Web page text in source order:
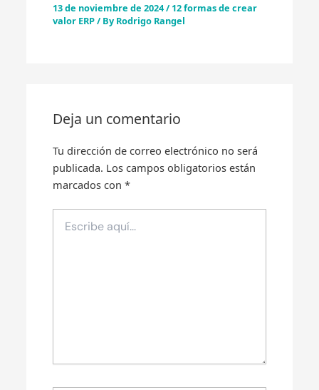
13 de noviembre de 2024/ 12 formas de crear
valor ERP/ By Rodrigo Rangel
Deja un comentario
Tu dirección de correo electrónico no será
publicada. Los campos obligatorios están
marcados con *
aquí...